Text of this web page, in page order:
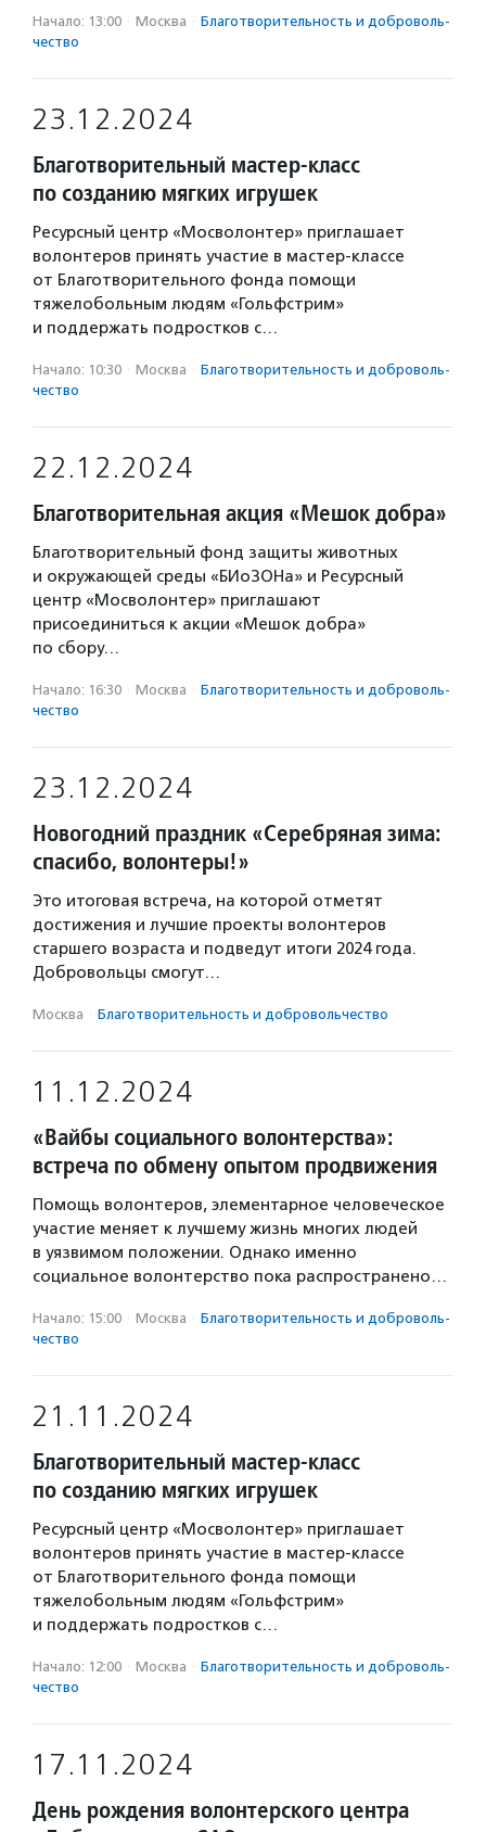
Начало: 13:00 · Москва · Благотвори­тель­ность и доброволь­
чест­во
23.12.2024
Благотворительный мастер-класс
по созданию мягких игрушек
Ресурсный центр «Мосволонтер» приглашает
волонтеров принять участие в мастер-классе
от Благотворительного фонда помощи
тяжелобольным людям «Гольфстрим»
и поддержать подростков с…
Начало: 10:30 · Москва · Благотвори­тель­ность и доброволь­
чест­во
22.12.2024
Благотворительная акция «Мешок добра»
Благотворительный фонд защиты животных
и окружающей среды «БИоЗОНа» и Ресурсный
центр «Мосволонтер» приглашают
присоединиться к акции «Мешок добра»
по сбору…
Начало: 16:30 · Москва · Благотвори­тель­ность и доброволь­
чест­во
23.12.2024
Новогодний праздник «Серебряная зима:
спасибо, волонтеры!»
Это итоговая встреча, на которой отметят
достижения и лучшие проекты волонтеров
старшего возраста и подведут итоги 2024 года.
Добровольцы смогут…
Москва · Благотвори­тель­ность и доброволь­чест­во
11.12.2024
«Вайбы социального волонтерства»:
встреча по обмену опытом продвижения
Помощь волонтеров, элементарное человеческое
участие меняет к лучшему жизнь многих людей
в уязвимом положении. Однако именно
социальное волонтерство пока распространено…
Начало: 15:00 · Москва · Благотвори­тель­ность и доброволь­
чест­во
21.11.2024
Благотворительный мастер-класс
по созданию мягких игрушек
Ресурсный центр «Мосволонтер» приглашает
волонтеров принять участие в мастер-классе
от Благотворительного фонда помощи
тяжелобольным людям «Гольфстрим»
и поддержать подростков с…
Начало: 12:00 · Москва · Благотвори­тель­ность и доброволь­
чест­во
17.11.2024
День рождения волонтерского центра